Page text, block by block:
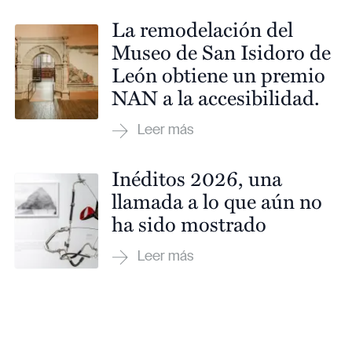
La remodelación del
Museo de San Isidoro de
León obtiene un premio
NAN a la accesibilidad.
Inéditos 2026, una
llamada a lo que aún no
ha sido mostrado